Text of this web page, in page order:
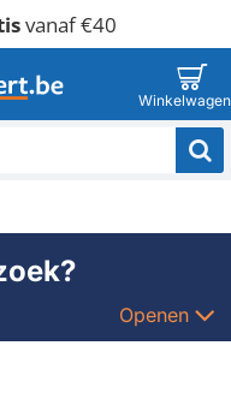
vanaf €40
Openen